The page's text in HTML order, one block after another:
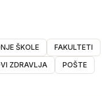
ŠKOLE
FAKULTETI
ZDRAVLJA
POŠTE